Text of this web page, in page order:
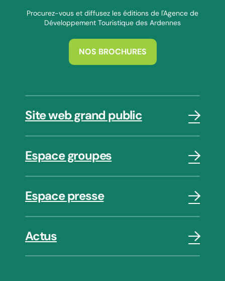
Procurez-vous et diffusez les éditions de l'Agence de
Développement Touristique des Ardennes
NOS BROCHURES
Site web grand public
Espace groupes
Espace presse
Actus